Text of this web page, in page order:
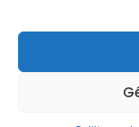
CORPIQ